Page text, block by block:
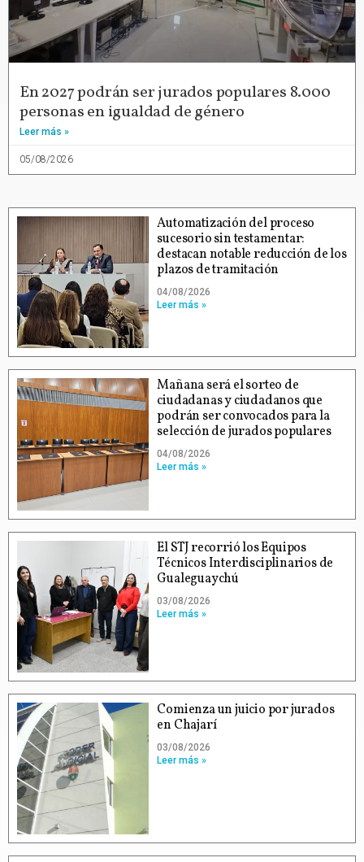
En 2027 podrán ser jurados populares 8.000
personas en igualdad de género
Leer más »
05/08/2026
Automatización del proceso
sucesorio sin testamentar:
destacan notable reducción de los
plazos de tramitación
04/08/2026
Leer más »
Mañana será el sorteo de
ciudadanas y ciudadanos que
podrán ser convocados para la
selección de jurados populares
04/08/2026
Leer más »
El STJ recorrió los Equipos
Técnicos Interdisciplinarios de
Gualeguaychú
03/08/2026
Leer más »
Comienza un juicio por jurados
en Chajarí
03/08/2026
Leer más »